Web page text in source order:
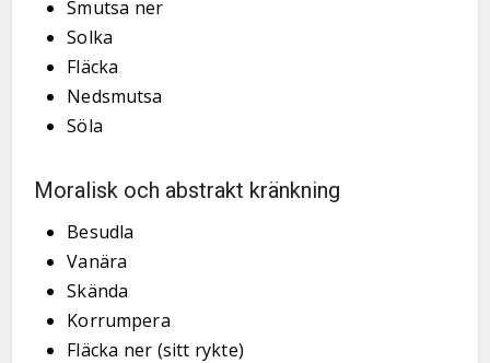
Smutsa ner
Solka
Fläcka
Nedsmutsa
Söla
Moralisk och abstrakt kränkning
Besudla
Vanära
Skända
Korrumpera
Fläcka ner (sitt rykte)